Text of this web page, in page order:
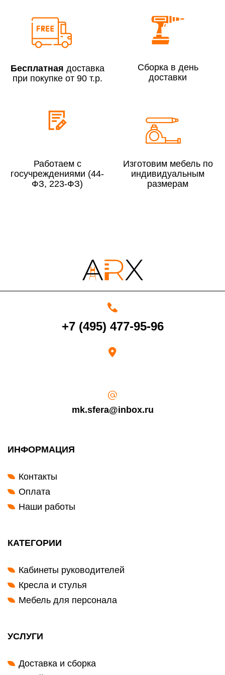
Сборка по Москве в будние дни при заказе:
Сборка по Московской области при заказе:
До 300 000 руб.
4000 руб. в рабочее время
момента получения товара.
счет в течение 5-30 рабочих дней (срок зависит от банка, который
Бесплатная доставка
при покупке от 90 т.р.
Сборка в день
доставки
Работаем с
госучреждениями (44-
ФЗ, 223-ФЗ)
Изготовим мебель по
индивидуальным
размерам
+7 (495) 477-95-96
mk.sfera@inbox.ru
ИНФОРМАЦИЯ
Контакты
Оплата
Наши работы
КАТЕГОРИИ
Кабинеты руководителей
Кресла и стулья
Мебель для персонала
УСЛУГИ
Доставка и сборка